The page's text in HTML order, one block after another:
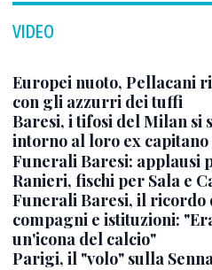
VIDEO
Europei nuoto, Pellacani
con gli azzurri dei tuffi
Baresi, i tifosi del Milan si
intorno al loro ex capitano
Funerali Baresi: applausi
Ranieri, fischi per Sala e
Funerali Baresi, il ricordo
compagni e istituzioni:
un'icona del calcio"
Parigi, il "volo" sulla